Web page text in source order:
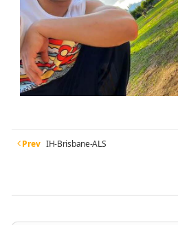
Prev IH-Brisbane-ALS